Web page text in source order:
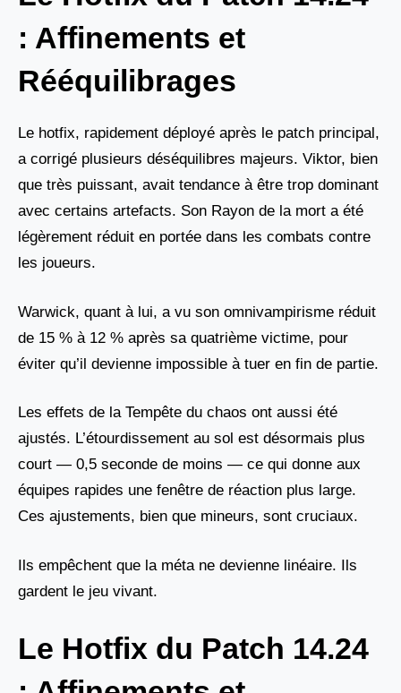
: Affinements et
Rééquilibrages
Le hotfix, rapidement déployé après le patch principal,
a corrigé plusieurs déséquilibres majeurs. Viktor, bien
que très puissant, avait tendance à être trop dominant
avec certains artefacts. Son Rayon de la mort a été
légèrement réduit en portée dans les combats contre
les joueurs.
Warwick, quant à lui, a vu son omnivampirisme réduit
de 15 % à 12 % après sa quatrième victime, pour
éviter qu’il devienne impossible à tuer en fin de partie.
Les effets de la Tempête du chaos ont aussi été
ajustés. L’étourdissement au sol est désormais plus
court — 0,5 seconde de moins — ce qui donne aux
équipes rapides une fenêtre de réaction plus large.
Ces ajustements, bien que mineurs, sont cruciaux.
Ils empêchent que la méta ne devienne linéaire. Ils
gardent le jeu vivant.
Le Hotfix du Patch 14.24